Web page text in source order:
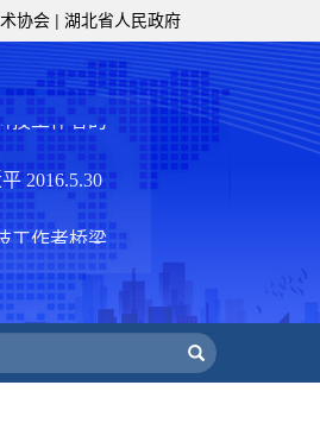
协会 | 湖北省人民政府
根基层，团
，组织开展
科学普及和
技工作者的
2016.5.30
作者桥梁
为创新驱动
党和政府科
团结在党的
坚持面向
放、信任、